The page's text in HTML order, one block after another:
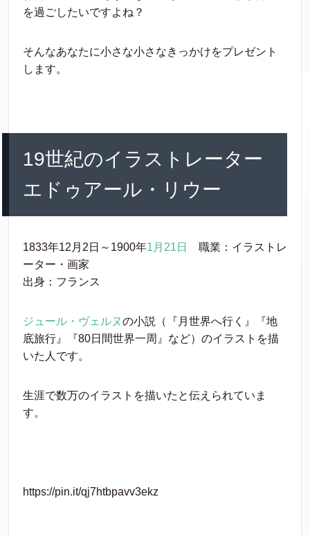
を過ごしたいですよね？
そんなあなたに小さな小さなきっかけをプレゼント
します。
19世紀のイラストレーター
エドゥアール・リウー
1833年12月2日～1900年1月21日
職業：イラストレ
ーター・画家
出身：フランス
ジュール・ヴェルヌの小説（『月世界へ行く』『地
底旅行』『80日間世界一周』など）のイラストを描
いた人です。
生涯で数万のイラストを描いたと伝えられていま
す。
https://pin.it/qj7htbpavv3ekz